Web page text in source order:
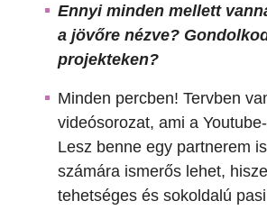
Ennyi minden mellett
a jövőre nézve?
projekteken?
Minden percben! Tervben
videósorozat, ami a
Lesz benne egy partnerem
számára ismerős lehet,
tehetséges és sokoldalú